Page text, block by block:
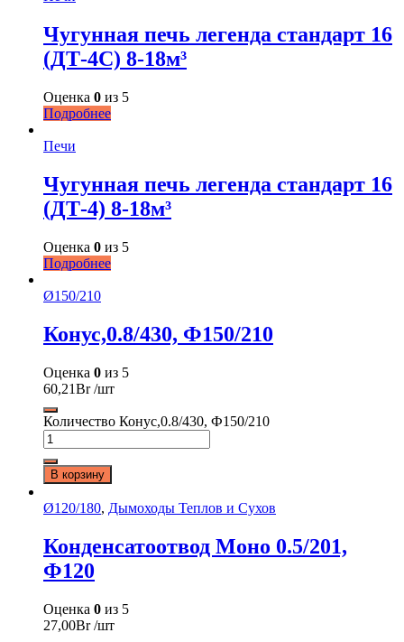
Чугунная печь легенда стандарт 16
(ДТ-4С) 8-18м³
Оценка 0 из 5
Подробнее
Печи
Чугунная печь легенда стандарт 16
(ДТ-4) 8-18м³
Оценка 0 из 5
Подробнее
Ø150/210
Конус,0.8/430, Ф150/210
Оценка 0 из 5
60,21Br/шт
Количество Конус,0.8/430, Ф150/210
В корзину
Ø120/180, Дымоходы Теплов и Сухов
Конденсатоотвод Моно 0.5/201,
Ф120
Оценка 0 из 5
27,00Br/шт